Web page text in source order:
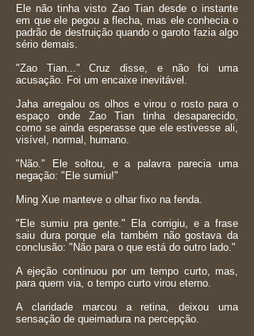
Ele não tinha visto Zao Tian desde o instante
em que ele pegou a flecha, mas ele conhecia o
padrão de destruição quando o garoto fazia algo
sério demais.
"Zao Tian..." Cruz disse, e não foi uma
acusação. Foi um encaixe inevitável.
Jaha arregalou os olhos e virou o rosto para o
espaço onde Zao Tian tinha desaparecido,
como se ainda esperasse que ele estivesse ali,
visível, normal, humano.
"Não." Ele soltou, e a palavra parecia uma
negação: "Ele sumiu!"
Ming Xue manteve o olhar fixo na fenda.
"Ele sumiu pra gente." Ela corrigiu, e a frase
saiu dura porque ela também não gostava da
conclusão: "Não para o que está do outro lado."
A ejeção continuou por um tempo curto, mas,
para quem via, o tempo curto virou eterno.
A claridade marcou a retina, deixou uma
sensação de queimadura na percepção.